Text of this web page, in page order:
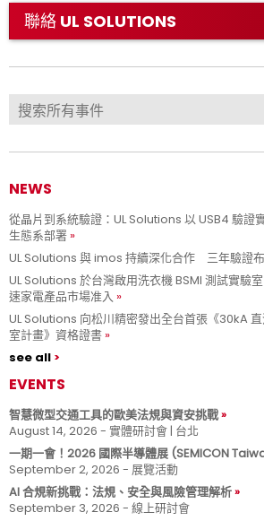
聯絡 UL SOLUTIONS
NEWS
從晶片到系統驗證：UL Solutions 以 USB4 驗證
生態系部署
UL Solutions 與 imos 持續深化合作 三年驗證
UL Solutions 於台灣啟用洗衣機 BSMI 測試實驗
速家電產品市場准入
UL Solutions 向松川精密發出全台首張《30kA
室計畫》資格證書
see all
EVENTS
智慧微型交通工具的歐美法規與資安挑戰
August 14, 2026 - 實體研討會 | 台北
一期一會！2026 國際半導體展 (SEMICON
September 2, 2026 - 展覽活動
AI 合規新挑戰：法規、安全與風險管理解析
September 3, 2026 - 線上研討會